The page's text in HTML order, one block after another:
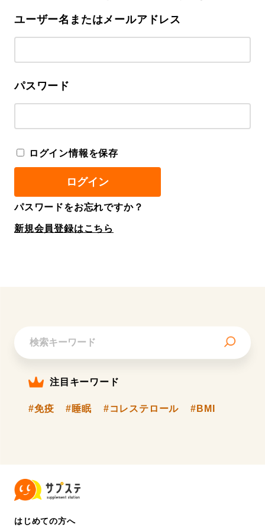
ユーザー名またはメールアドレス
パスワード
ログイン情報を保存
パスワードをお忘れですか？
新規会員登録はこちら
注目キーワード
#免疫 #睡眠 #コレステロール #BMI
はじめての方へ